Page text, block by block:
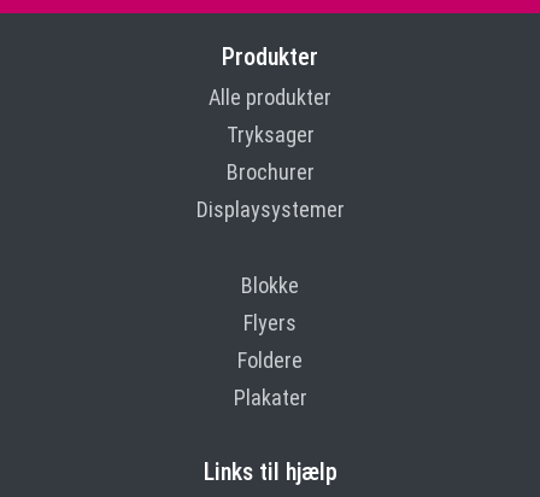
Produkter
Alle produkter
Tryksager
Brochurer
Displaysystemer
Blokke
Flyers
Foldere
Plakater
Links til hjælp